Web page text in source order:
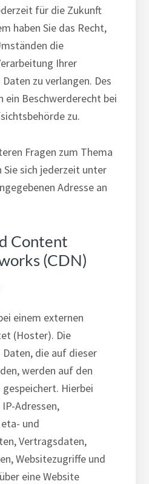
für die Zukunft
haben Sie das Recht,
die
Ihrer
zu verlangen. Des
ein Beschwerderecht bei
zu.
Fragen zum Thema
Sie sich jederzeit unter
Adresse an
Content
(CDN)
einem externen
(Hoster). Die
die auf dieser
werden auf den
Hierbei
Adressen,
und
Vertragsdaten,
Websitezugriffe und
eine Website